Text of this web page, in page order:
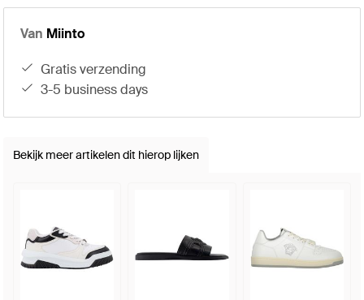
Van Miinto
gratis verzending
3-5 business days
Bekijk meer artikelen dit hierop lijken